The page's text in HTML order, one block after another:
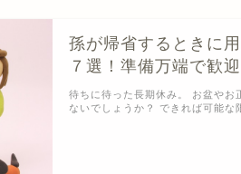
孫が帰省するときに
７選！準備万端で歓
待ちに待った長期休み。 お盆やお
ないでしょうか？ できれば可能